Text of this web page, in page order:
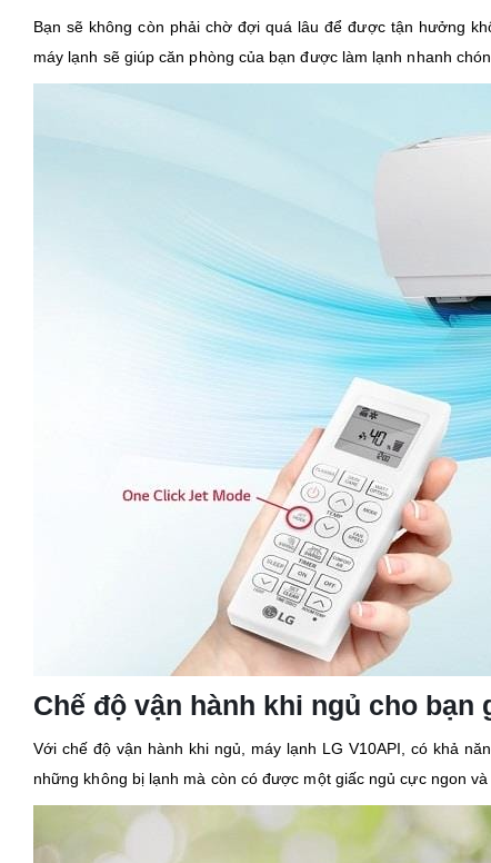
Bạn sẽ không còn phải chờ đợi quá lâu để được tận hưởng
máy lạnh sẽ giúp căn phòng của bạn được làm lạnh nhanh
Chế độ vận hành khi ngủ cho
Với chế độ vận hành khi ngủ, máy lạnh LG V10API, có khả
những không bị lạnh mà còn có được một giấc ngủ cực ngon và